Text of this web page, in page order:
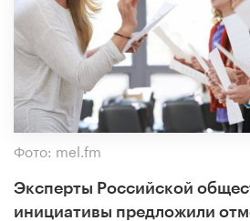
Фото: mel.fm
Эксперты Российской
инициативы предложили